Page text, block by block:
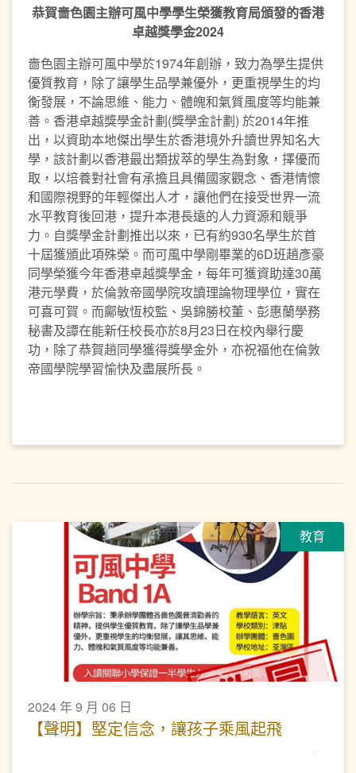
恭賀嗇色園主辦可風中學學生榮獲教育局頒發的香港
卓越獎學金2024
嗇色園主辦可風中學於1974年創辦，致力為學生提供
優質教育，除了讓學生品學兼優外，更重視學生的均
衡發展，不論思維、能力、體魄和氣質風度等均能兼
善。香港卓越獎學金計劃(獎學金計劃) 於2014年推
出，以資助本地傑出學生於香港境外升讀世界知名大
學，該計劃以香港最出類拔萃的學生為對象，擇優而
取，以培養對社會有承擔且具備國家觀念、香港情懷
和國際視野的年輕傑出人才，讓他們在接受世界一流
水平教育後回港，提升本港長遠的人力資源和競爭
力。自獎學金計劃推出以來，已有約930名學生於首
十屆獲頒此項殊榮。而可風中學剛畢業的6D班趙彥豪
同學榮獲今年香港卓越獎學金，每年可獲資助達30萬
港元學費，於倫敦帝國學院攻讀理論物理學位，實在
可喜可賀。而鄺敏恆校監、吳錦勝校董、彭惠蘭學務
秘書及譚在能新任校長亦於8月23日在校內舉行慶
功，除了恭賀趙同學獲得獎學金外，亦祝福他在倫敦
帝國學院學習愉快及盡展所長。
教育
2024 年 9 月 06 日
【聲明】堅定信念，讓孩子乘風起飛